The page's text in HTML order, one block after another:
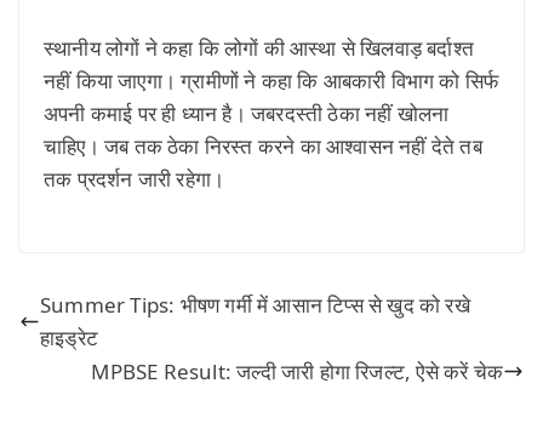
स्थानीय लोगों ने कहा कि लोगों की आस्था से खिलवाड़ बर्दाश्त
नहीं किया जाएगा। ग्रामीणों ने कहा कि आबकारी विभाग को सिर्फ
अपनी कमाई पर ही ध्यान है। जबरदस्ती ठेका नहीं खोलना
चाहिए। जब तक ठेका निरस्त करने का आश्वासन नहीं देते तब
तक प्रदर्शन जारी रहेगा।
Summer Tips: भीषण गर्मी में आसान टिप्स से खुद को रखे
हाइड्रेट
MPBSE Result: जल्दी जारी होगा रिजल्ट, ऐसे करें चेक